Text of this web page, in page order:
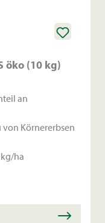
öko (10 kg)
an
Körnererbsen
kg/ha